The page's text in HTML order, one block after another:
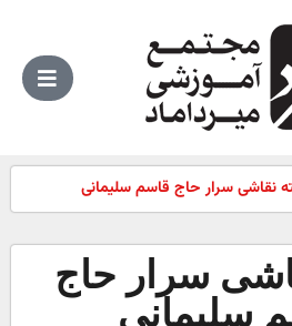
نقاشی سرار حاج قاسم سلیمانی
سرار حاج
سلیمانی